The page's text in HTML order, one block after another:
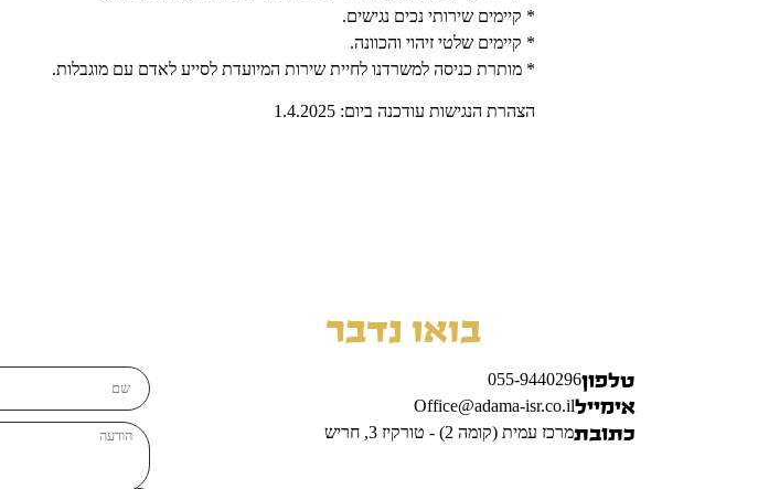
* קיימים שירותי נכים נגישים.
* קיימים שלטי זיהוי והכוונה.
* מותרת כניסה למשרדנו לחיית שירות המיועדת לסייע לאדם עם מוגבלות.
הצהרת הנגישות עודכנה ביום: 1.4.2025
בואו נדבר
טלפון055-9440296
אימיילOffice@adama-isr.co.il
כתובתמרכז עמית (קומה 2) - טורקיז 3, חריש